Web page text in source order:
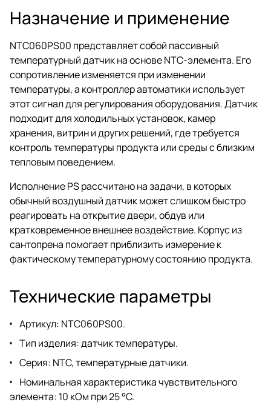
Назначение и применение
NTC060PS00 представляет собой пассивный
температурный датчик на основе NTC-элемента. Его
сопротивление изменяется при изменении
температуры, а контроллер автоматики использует
этот сигнал для регулирования оборудования. Датчик
подходит для холодильных установок, камер
хранения, витрин и других решений, где требуется
контроль температуры продукта или среды с близким
тепловым поведением.
Исполнение PS рассчитано на задачи, в которых
обычный воздушный датчик может слишком быстро
реагировать на открытие двери, обдув или
кратковременное внешнее воздействие. Корпус из
сантопрена помогает приблизить измерение к
фактическому температурному состоянию продукта.
Технические параметры
Артикул: NTC060PS00.
Тип изделия: датчик температуры.
Серия: NTC, температурные датчики.
Номинальная характеристика чувствительного
элемента: 10 кОм при 25 °C.